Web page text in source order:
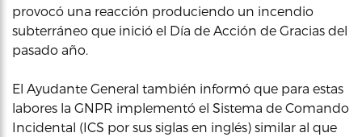
provocó una reacción produciendo un incendio
subterráneo que inició el Día de Acción de Gracias del
pasado año.
El Ayudante General también informó que para estas
labores la GNPR implementó el Sistema de Comando
Incidental (ICS por sus siglas en inglés) similar al que